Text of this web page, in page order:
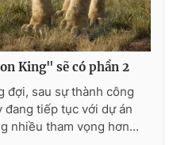
King" sẽ có phần 2
đợi, sau sự thành công
đang tiếp tục với dự án
nhiều tham vọng hơn...